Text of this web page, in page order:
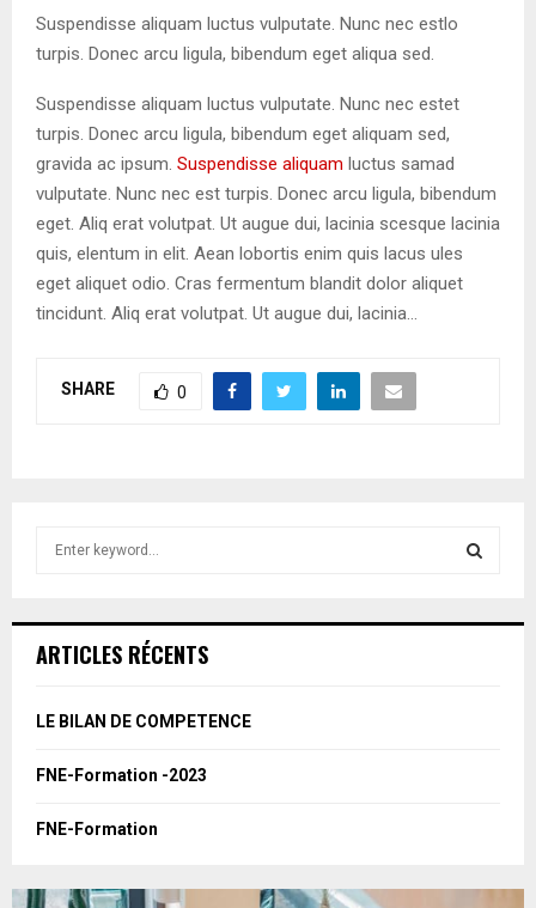
Suspendisse aliquam luctus vulputate. Nunc nec estlo
turpis. Donec arcu ligula, bibendum eget aliqua sed.
Suspendisse aliquam luctus vulputate. Nunc nec estet
turpis. Donec arcu ligula, bibendum eget aliquam sed,
gravida ac ipsum. Suspendisse aliquam luctus samad
vulputate. Nunc nec est turpis. Donec arcu ligula, bibendum
eget. Aliq erat volutpat. Ut augue dui, lacinia scesque lacinia
quis, elentum in elit. Aean lobortis enim quis lacus ules
eget aliquet odio. Cras fermentum blandit dolor aliquet
tincidunt. Aliq erat volutpat. Ut augue dui, lacinia…
SHARE 0
h
o
:
ARTICLES RÉCENTS
LE BILAN DE COMPETENCE
FNE-Formation -2023
FNE-Formation